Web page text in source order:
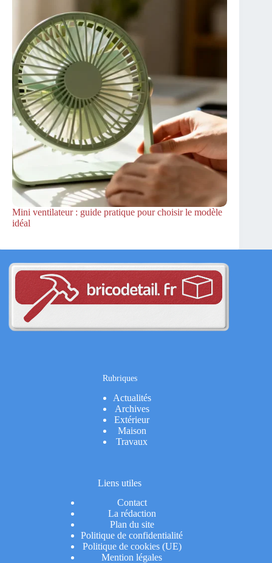
Mini ventilateur : guide pratique pour choisir le modèle
idéal
Rubriques
Actualités
Archives
Extérieur
Maison
Travaux
Liens utiles
Contact
La rédaction
Plan du site
Politique de confidentialité
Politique de cookies (UE)
Mention légales